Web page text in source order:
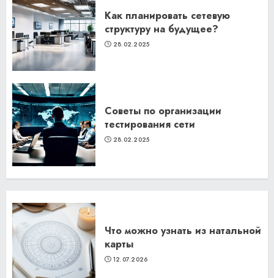
Как планировать сетевую
структуру на будущее?
28.02.2025
Советы по организации
тестирования сети
28.02.2025
Что можно узнать из натальной
карты
12.07.2026